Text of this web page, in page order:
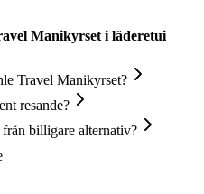
Manikyrset i läderetui
Travel Manikyrset?
resande?
billigare alternativ?